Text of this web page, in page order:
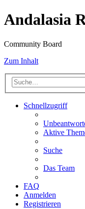
Andalasia
Community Board
Zum Inhalt
Schnellzugriff
Aktive
Suche
Das Team
FAQ
Anmelden
Registrieren